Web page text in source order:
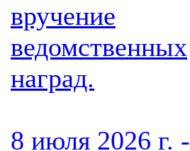
вручение
ведомственных
наград.
8 июля 2026 г. -